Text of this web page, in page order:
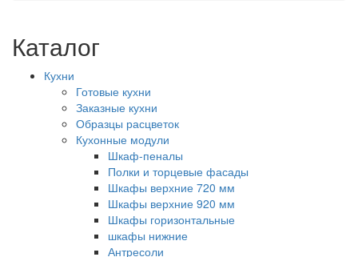
Каталог
Кухни
Готовые кухни
Заказные кухни
Образцы расцветок
Кухонные модули
Шкаф-пеналы
Полки и торцевые фасады
Шкафы верхние 720 мм
Шкафы верхние 920 мм
Шкафы горизонтальные
шкафы нижние
Антресоли